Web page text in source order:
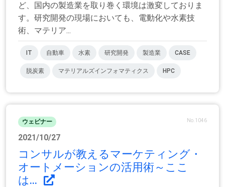
ど、国内の製造業を取り巻く環境は激変しておりま
す。研究開発の現場においても、電動化や水素技
術、マテリア...
IT 自動車 水素 研究開発 製造業 CASE
脱炭素 マテリアルズインフォマティクス HPC
ウェビナー No.1046
2021/10/27
コンサルが教えるマーケティング・
オートメーションの活用術～ここ
は...